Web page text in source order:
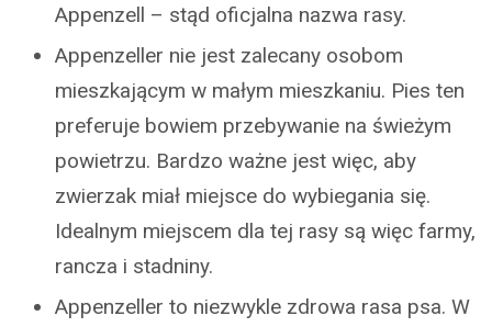
Appenzell – stąd oficjalna nazwa rasy.
Appenzeller nie jest zalecany osobom
mieszkającym w małym mieszkaniu. Pies ten
preferuje bowiem przebywanie na świeżym
powietrzu. Bardzo ważne jest więc, aby
zwierzak miał miejsce do wybiegania się.
Idealnym miejscem dla tej rasy są więc farmy,
rancza i stadniny.
Appenzeller to niezwykle zdrowa rasa psa. W